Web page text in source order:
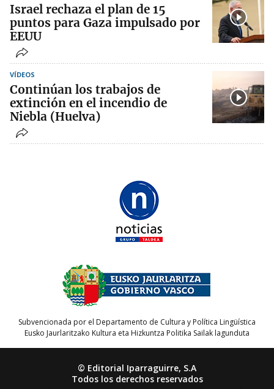
Israel rechaza el plan de 15
puntos para Gaza impulsado por
EEUU
VÍDEOS
Continúan los trabajos de
extinción en el incendio de
Niebla (Huelva)
Subvencionada por el Departamento de Cultura y Política Lingüística
Eusko Jaurlaritzako Kultura eta Hizkuntza Politika Sailak lagunduta
© Editorial Iparraguirre, S.A
Todos los derechos reservados